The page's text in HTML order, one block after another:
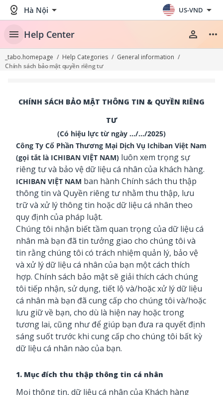
distance Hà Nội arrow_drop_down US-VND arrow_drop_down
menu Help Center person more_horiz
_tabo.homepage / Help Categories / General information /
Chính sách bảo mật quyền riêng tư
CHÍNH SÁCH BẢO MẬT THÔNG TIN & QUYỀN RIÊNG
TƯ
(Có hiệu lực từ ngày …/…/2025)
Công Ty Cổ Phần Thương Mại Dịch Vụ Ichiban Việt Nam
(gọi tắt là ICHIBAN VIỆT NAM) luôn xem trọng sự
riêng tư và bảo vệ dữ liệu cá nhân của khách hàng.
ICHIBAN VIỆT NAM ban hành Chính sách thu thập
thông tin và Quyền riêng tư nhằm thu thập, lưu
trữ và xử lý thông tin hoặc dữ liệu cá nhân theo
quy định của pháp luật.
Chúng tôi nhận biết tầm quan trọng của dữ liệu cá
nhân mà bạn đã tin tưởng giao cho chúng tôi và
tin rằng chúng tôi có trách nhiệm quản lý, bảo vệ
và xử lý dữ liệu cá nhân của bạn một cách thích
hợp. Chính sách bảo mật sẽ giải thích cách chúng
tôi tiếp nhận, sử dụng, tiết lộ và/hoặc xử lý dữ liệu
cá nhân mà bạn đã cung cấp cho chúng tôi và/hoặc
lưu giữ về bạn, cho dù là hiện nay hoặc trong
tương lai, cũng như để giúp bạn đưa ra quyết định
sáng suốt trước khi cung cấp cho chúng tôi bất kỳ
dữ liệu cá nhân nào của bạn.
1. Mục đích thu thập thông tin cá nhân
Mọi thông tin, dữ liệu cá nhân của Khách hàng